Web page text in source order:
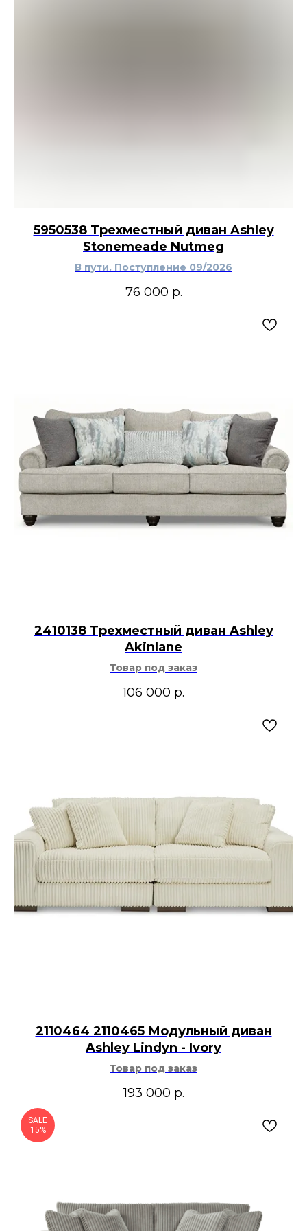
5950538 Трехместный диван Ashley
Stonemeade Nutmeg
В пути. Поступление 09/2026
76 000 р.
2410138 Трехместный диван Ashley
Akinlane
Товар под заказ
106 000 р.
2110464 2110465 Модульный диван
Ashley Lindyn - Ivory
Товар под заказ
193 000 р.
SALE
15%